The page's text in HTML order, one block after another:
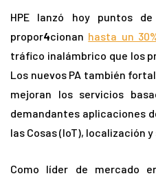
HPE lanzó hoy puntos
propor4cionan hasta un
tráfico inalámbrico que los
Los nuevos PA también
mejoran los servicios
demandantes aplicaciones
las Cosas (IoT), localización
Como líder de mercado